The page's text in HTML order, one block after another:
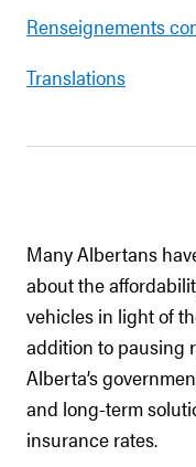
Renseignements
Translations
Many Albertans
about the
vehicles in light of
addition to pausing
Alberta’s
and long-term
insurance rates.